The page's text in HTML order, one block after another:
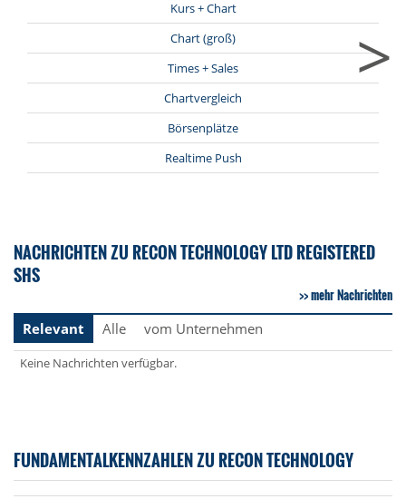
Kurs + Chart
Chart (groß)
Times + Sales
Chartvergleich
Börsenplätze
Realtime Push
>
NACHRICHTEN ZU RECON TECHNOLOGY LTD REGISTERED
SHS
mehr Nachrichten
Relevant
Alle vom Unternehmen
Keine Nachrichten verfügbar.
FUNDAMENTALKENNZAHLEN ZU RECON TECHNOLOGY